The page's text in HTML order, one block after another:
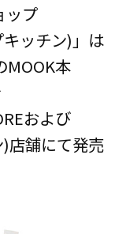
ップ
ッチン)」は
MOOK本
および
店舗にて発売